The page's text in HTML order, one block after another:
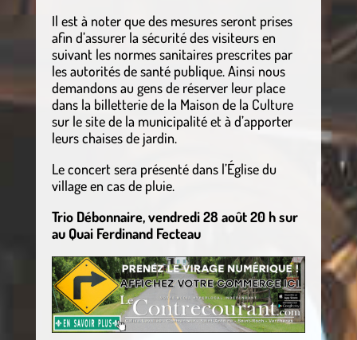
Il est à noter que des mesures seront prises
afin d’assurer la sécurité des visiteurs en
suivant les normes sanitaires prescrites par
les autorités de santé publique. Ainsi nous
demandons au gens de réserver leur place
dans la billetterie de la Maison de la Culture
sur le site de la municipalité et à d’apporter
leurs chaises de jardin.
Le concert sera présenté dans l’Église du
village en cas de pluie.
Trio Débonnaire, vendredi 28 août 20 h sur
au Quai Ferdinand Fecteau